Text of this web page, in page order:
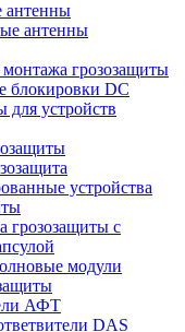
антенны
антенны
грозозащиты
блокировки DC
для устройств
устройства
грозозащиты с
модули
АФТ
DAS